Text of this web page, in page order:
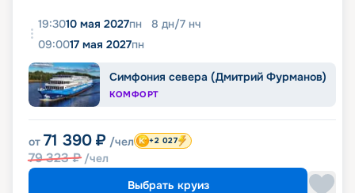
19:3010 мая 2027пн 8 дн/7 нч
09:0017 мая 2027пн
Симфония севера (Дмитрий Фурманов)
КОМФОРТ
от 71 390 ₽ /чел
79 323₽ /чел
+2 027
Выбрать круиз